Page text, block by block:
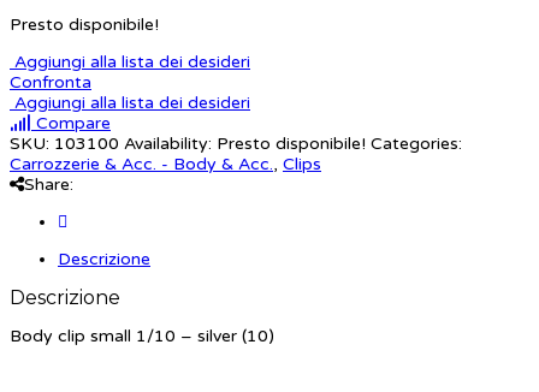
Presto disponibile!
Aggiungi alla lista dei desideri
Confronta
Aggiungi alla lista dei desideri
Compare
SKU: 103100 Availability: Presto disponibile! Categories:
Carrozzerie & Acc. - Body & Acc., Clips
Share:
Descrizione
Descrizione
Body clip small 1/10 – silver (10)